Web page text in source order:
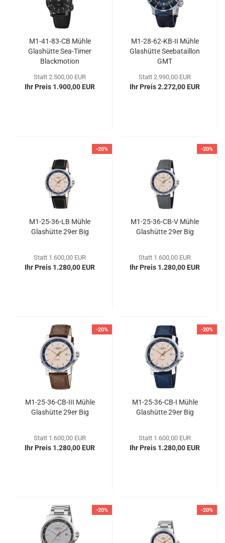
M1-​41-​83-CB Mühle
Glas­hüt­te Sea-​Timer
Black­mo­ti­on
Statt 2.500,00 EUR
Ihr Preis 1.900,00 EUR
M1-​28-​62-KB-II Mühle
Glas­hüt­te See­ba­tail­lon
GMT
Statt 2.990,00 EUR
Ihr Preis 2.272,00 EUR
-20%
M1-​25-​36-LB Mühle
Glas­hüt­te 29er Big
Statt 1.600,00 EUR
Ihr Preis 1.280,00 EUR
-20%
M1-​25-​36-CB-V Mühle
Glas­hüt­te 29er Big
Statt 1.600,00 EUR
Ihr Preis 1.280,00 EUR
-20%
M1-​25-​36-CB-III Mühle
Glas­hüt­te 29er Big
Statt 1.600,00 EUR
Ihr Preis 1.280,00 EUR
-20%
M1-​25-​36-CB-I Mühle
Glas­hüt­te 29er Big
Statt 1.600,00 EUR
Ihr Preis 1.280,00 EUR
-20% -20%